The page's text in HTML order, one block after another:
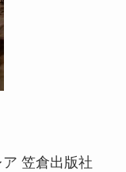
笠倉出版社